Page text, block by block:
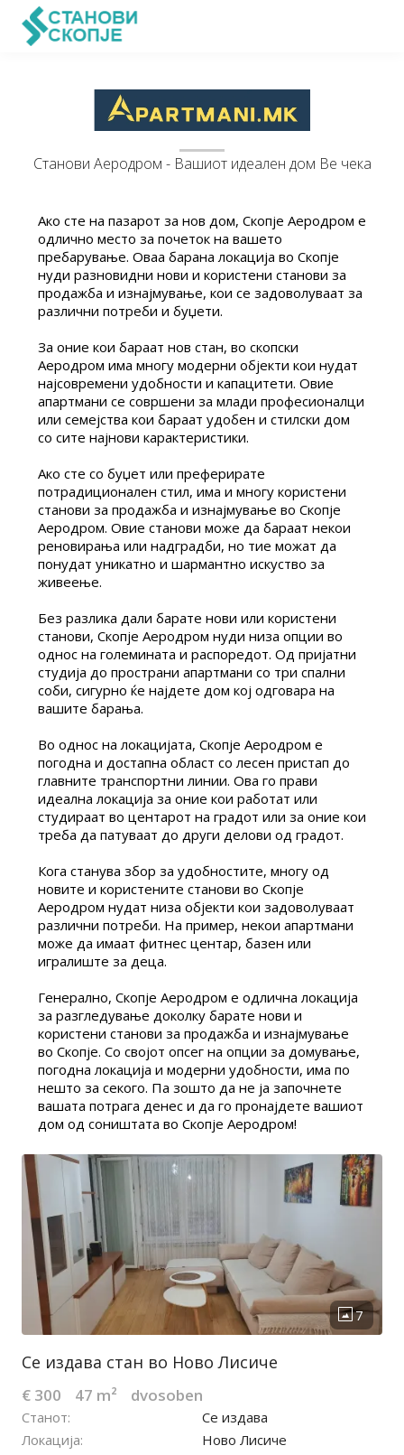
Станови Аеродром - Вашиот идеален дом Ве чека
Ако сте на пазарот за нов дом, Скопје Аеродром е
одлично место за почеток на вашето
пребарување. Оваа барана локација во Скопје
нуди разновидни нови и користени станови за
продажба и изнајмување, кои се задоволуваат за
различни потреби и буџети.
За оние кои бараат нов стан, во скопски
Аеродром има многу модерни објекти кои нудат
најсовремени удобности и капацитети. Овие
апартмани се совршени за млади професионалци
или семејства кои бараат удобен и стилски дом
со сите најнови карактеристики.
Ако сте со буџет или преферирате
потрадиционален стил, има и многу користени
станови за продажба и изнајмување во Скопје
Аеродром. Овие станови може да бараат некои
реновирања или надградби, но тие можат да
понудат уникатно и шармантно искуство за
живеење.
Без разлика дали барате нови или користени
станови, Скопје Аеродром нуди низа опции во
однос на големината и распоредот. Од пријатни
студија до пространи апартмани со три спални
соби, сигурно ќе најдете дом кој одговара на
вашите барања.
Во однос на локацијата, Скопје Аеродром е
погодна и достапна област со лесен пристап до
главните транспортни линии. Ова го прави
идеална локација за оние кои работат или
студираат во центарот на градот или за оние кои
треба да патуваат до други делови од градот.
Кога станува збор за удобностите, многу од
новите и користените станови во Скопје
Аеродром нудат низа објекти кои задоволуваат
различни потреби. На пример, некои апартмани
може да имаат фитнес центар, базен или
игралиште за деца.
Генерално, Скопје Аеродром е одлична локација
за разгледување доколку барате нови и
користени станови за продажба и изнајмување
во Скопје. Со својот опсег на опции за домување,
погодна локација и модерни удобности, има по
нешто за секого. Па зошто да не ја започнете
вашата потрага денес и да го пронајдете вашиот
дом од соништата во Скопје Аеродром!
Се издава стан во Ново Лисиче
€ 300 47 m² dvosoben
Станот
Се издава
Локација
Ново Лисиче